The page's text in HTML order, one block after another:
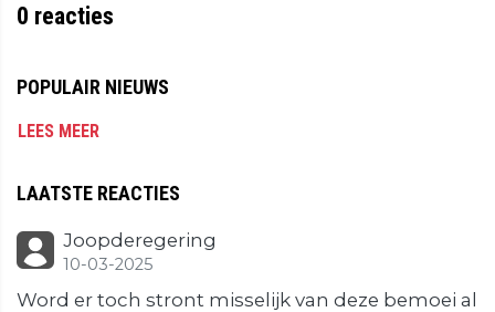
0 reacties
POPULAIR NIEUWS
LEES MEER
LAATSTE REACTIES
Joopderegering
10-03-2025
Word er toch stront misselijk van deze bemoei al